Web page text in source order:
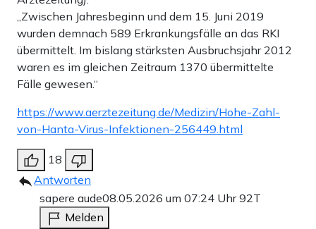
„Zwischen Jahresbeginn und dem 15. Juni 2019
wurden demnach 589 Erkrankungsfälle an das RKI
übermittelt. Im bislang stärksten Ausbruchsjahr 2012
waren es im gleichen Zeitraum 1370 übermittelte
Fälle gewesen.“
https://www.aerztezeitung.de/Medizin/Hohe-Zahl-
von-Hanta-Virus-Infektionen-256449.html
18
Antworten
sapere aude08.05.2026 um 07:24 Uhr92T
Melden